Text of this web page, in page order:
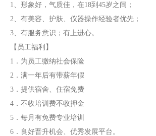
1、形象好，气质佳，在18到45岁之间；
2、有美容、护肤、仪器操作经验者优先；
3、有服务意识；有上进心。
【员工福利】
1．为员工缴纳社会保险
2．满一年后有带薪年假
3．提供宿舍、住宿免费
4．不收培训费不收押金
5．每月有免费专业培训
6．良好晋升机会、优秀发展平台。